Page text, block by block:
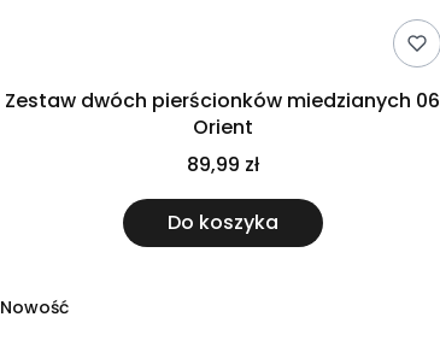
Zestaw dwóch pierścionków miedzianych 06
Orient
89,99 zł
Do koszyka
Nowość